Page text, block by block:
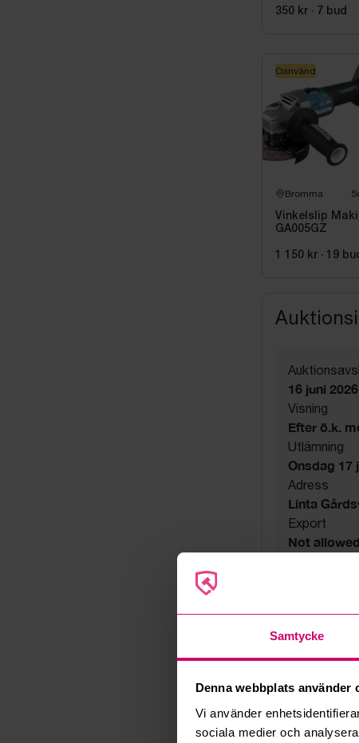
Samtycke
Denna webbplats använder
Vi använder
sociala medier och
OCH LADDARE
350 kr · 7 bud
Bromma
Vinkelslip
GA005GZ
1 150 kr · 19
Oanvänd
16 juni
Visning
Efter ö.k.
Utlämning
Onsdag 17
Adress
Linta
Export
Not allowed